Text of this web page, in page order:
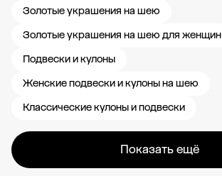
Золотые украшения на шею
Золотые украшения на шею для женщин
Подвески и кулоны
Женские подвески и кулоны на шею
Классические кулоны и подвески
Показать ещё